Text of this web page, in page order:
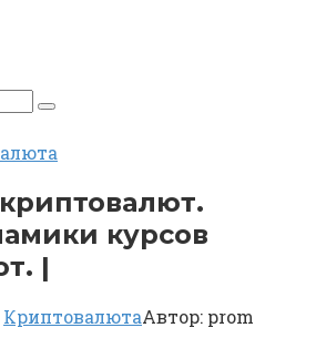
курсов
|
КриптовалютаАвтор: prom